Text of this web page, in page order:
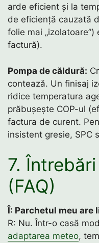
arde eficient și la
de eficiență cauzată
folie mai
factură).
Pompa de căldură:
contează. Un finisaj
ridice temperatura
prăbușește COP-ul
factura de curent.
insistent gresie, SPC
7.
(FAQ)
Î: Parchetul meu are
R: Nu. Într-o casă
adaptarea meteo,